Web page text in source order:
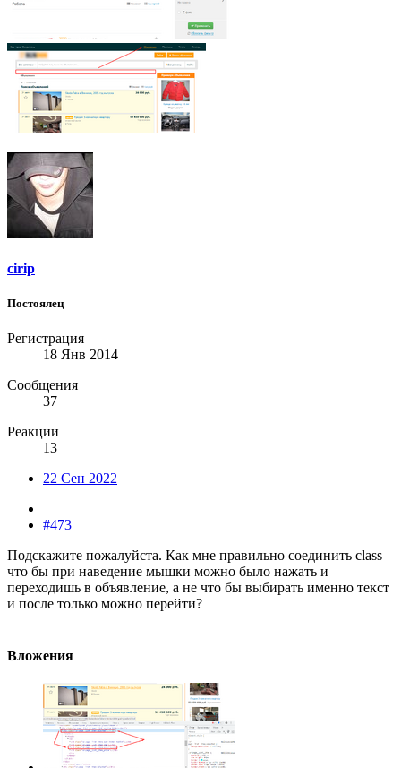
cirip
Постоялец
Регистрация
18 Янв 2014
Сообщения
37
Реакции
13
22 Сен 2022
#473
Подскажите пожалуйста. Как мне правильно соединить class
что бы при наведение мышки можно было нажать и
переходишь в объявление, а не что бы выбирать именно текст
и после только можно перейти?
Вложения